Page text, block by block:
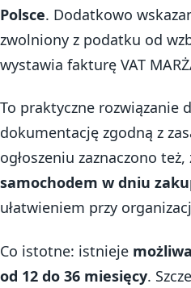
Polsce. Dodatkowo
zwolniony z podatku od
wystawia fakturę VAT
To praktyczne rozwiązanie
dokumentację zgodną z
ogłoszeniu zaznaczono też,
samochodem w dniu
ułatwieniem przy
Co istotne: istnieje
od 12 do 36 miesięcy.